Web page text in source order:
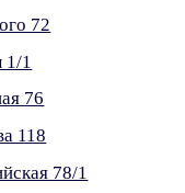
72
1
76
118
78/1